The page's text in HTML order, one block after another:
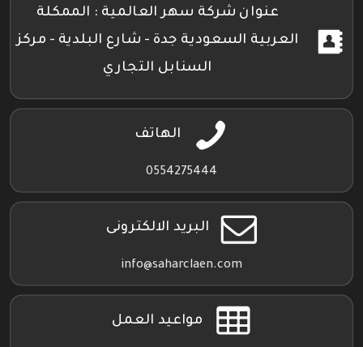
عنوان شركة سهر العالمية : الممكلة
العربية السعودية جدة - شارع البلدية - مركز
السنابل التجاري
الهاتف
0554275444
البريد الالكترونى
info@saharclaen.com
مواعيد العمل